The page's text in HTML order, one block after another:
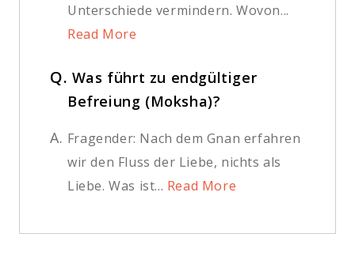
Unterschiede vermindern. Wovon...
Read More
Q. Was führt zu endgültiger
Befreiung (Moksha)?
A. Fragender: Nach dem Gnan erfahren
wir den Fluss der Liebe, nichts als
Liebe. Was ist... Read More